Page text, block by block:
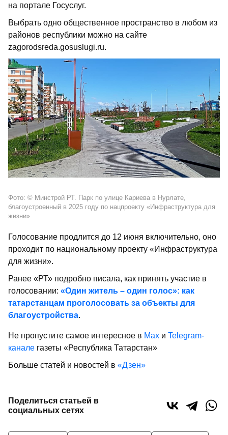
на портале Госуслуг.
Выбрать одно общественное пространство в любом из
районов республики можно на сайте
zagorodsreda.gosuslugi.ru.
Фото: © Минстрой РТ. Парк по улице Кариева в Нурлате,
благоустроенный в 2025 году по нацпроекту «Инфраструктура для
жизни»
Голосование продлится до 12 июня включительно, оно
проходит по национальному проекту «Инфраструктура
для жизни».
Ранее «РТ» подробно писала, как принять участие в
голосовании: «Один житель – один голос»: как
татарстанцам проголосовать за объекты для
благоустройства.
Не пропустите самое интересное в Max и Telegram-
канале газеты «Республика Татарстан»
Больше статей и новостей в «Дзен»
Поделиться статьей в
социальных сетях